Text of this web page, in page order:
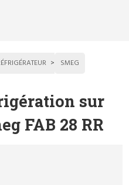
SMEG
sur
FAB 28 RR